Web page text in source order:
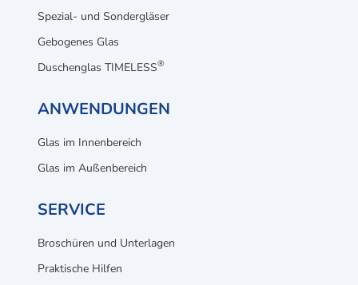
Spezial- und Sondergläser
Gebogenes Glas
Duschenglas TIMELESS®
ANWENDUNGEN
Glas im Innenbereich
Glas im Außenbereich
SERVICE
Broschüren und Unterlagen
Praktische Hilfen